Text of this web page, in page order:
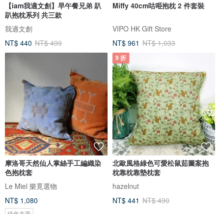
【iam我適文創】早午餐兄弟 趴
趴抱枕系列 共三款
我適文創
NT$ 440 NT$ 499
Miffy 40cm咕𠱸抱枕 2 件套裝
VIPO HK Gift Store
NT$ 961 NT$ 1,033
摩洛哥天然仙人掌絲手工編織染
色抱枕套
Le Miel 樂覓選物
NT$ 1,080
9 折
北歐風格綠色可愛松鼠茹圖案抱
枕靠枕靠墊枕套
hazelnut
NT$ 441 NT$ 490